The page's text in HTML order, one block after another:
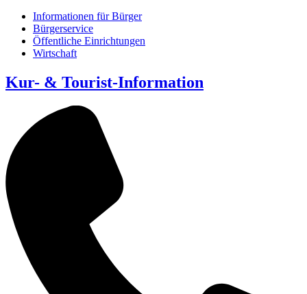
Informationen für Bürger
Bürgerservice
Öffentliche Einrichtungen
Wirtschaft
Kur- & Tourist-Information